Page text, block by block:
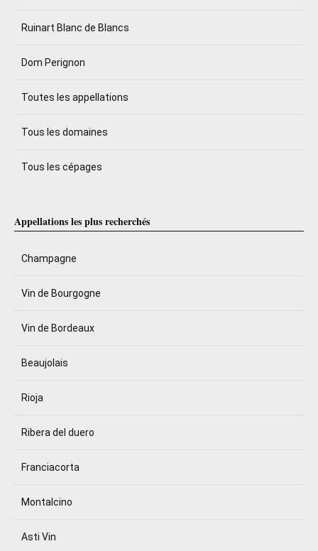
Ruinart Blanc de Blancs
Dom Perignon
Toutes les appellations
Tous les domaines
Tous les cépages
Appellations les plus recherchés
Champagne
Vin de Bourgogne
Vin de Bordeaux
Beaujolais
Rioja
Ribera del duero
Franciacorta
Montalcino
Asti Vin